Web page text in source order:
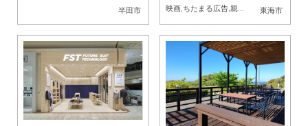
半田市 東海市
／ちたまる広告
映画,ちたまる広告,親子 家族